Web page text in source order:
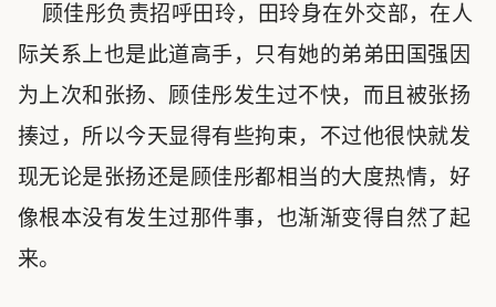
顾佳彤负责招呼田玲，田玲身在外交部，在人
际关系上也是此道高手，只有她的弟弟田国强因
为上次和张扬、顾佳彤发生过不快，而且被张扬
揍过，所以今天显得有些拘束，不过他很快就发
现无论是张扬还是顾佳彤都相当的大度热情，好
像根本没有发生过那件事，也渐渐变得自然了起
来。